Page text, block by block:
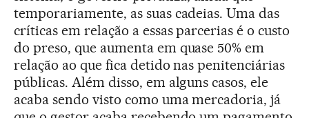
temporariamente, as suas cadeias. Uma das
críticas em relação a essas parcerias é o custo
do preso, que aumenta em quase 50% em
relação ao que fica detido nas penitenciárias
públicas. Além disso, em alguns casos, ele
acaba sendo visto como uma mercadoria, já